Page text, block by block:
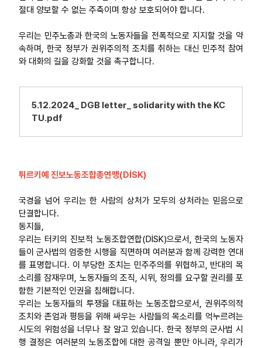
절대 양보할 수 없는 주축이며 항상 보호되어야 합니다.
우리는 민주노총과 한국의 노동자들을 전폭적으로 지지할 것을 약
속하며, 한국 정부가 권위주의적 조치를 취하는 대신 민주적 참여
와 대화의 길을 강화할 것을 촉구합니다.
5.12.2024_ DGB letter_ solidarity with the KC
TU.pdf
튀르키예 진보노동조합총연맹(DİSK)
국경을 넘어 우리는 한 사람의 상처가 모두의 상처라는 믿음으로
단결합니다.
동지들,
우리는 터키의 진보적 노동조합연합(DİSK)으로서, 한국의 노동자
들이 군사법의 엄중한 시행을 직면하며 여러분과 함께 강력한 연대
를 표명합니다. 이 부당한 조치는 민주주의를 위협하고, 반대의 목
소리를 잠재우며, 노동자들의 조직, 시위, 정의를 요구할 권리를 포
함한 기본적인 인권을 침해합니다.
우리는 노동자들의 투쟁을 대표하는 노동조합으로서, 권위주의적
조치와 존엄과 평등을 위해 싸우는 사람들의 목소리를 억누르려는
시도의 위험성을 너무나 잘 알고 있습니다. 한국 정부의 군사법 시
행 결정은 여러분의 노동조합에 대한 공격일 뿐만 아니라, 우리가